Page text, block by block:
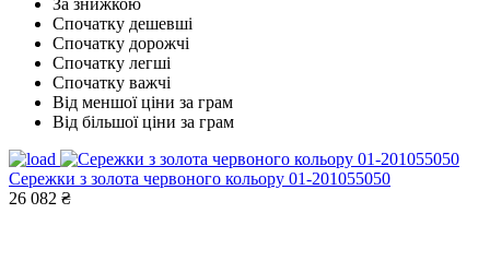
Спочатку дешевші
Спочатку дорожчі
Спочатку легші
Спочатку важчі
Від меншої ціни за грам
Від більшої ціни за грам
Сережки з золота червоного кольору 01-201055050
26 082 ₴